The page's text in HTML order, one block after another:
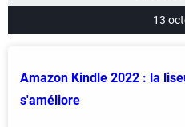
13
Amazon Kindle 2022 : la
s'améliore